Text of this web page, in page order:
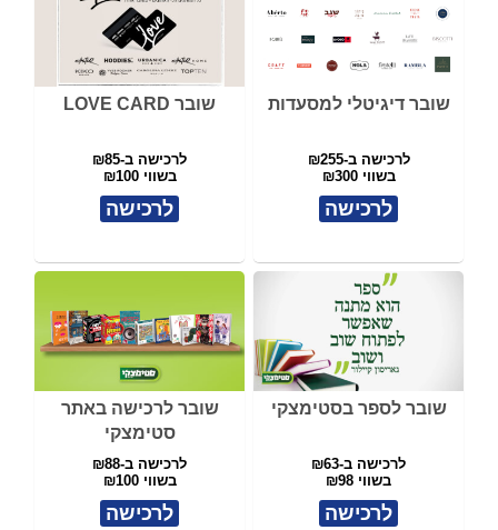
שובר דיגיטלי למסעדות
לרכישה ב-₪255
בשווי ₪300
לרכישה
שובר LOVE CARD
לרכישה ב-₪85
בשווי ₪100
לרכישה
שובר לספר בסטימצקי
לרכישה ב-₪63
בשווי ₪98
לרכישה
שובר לרכישה באתר
סטימצקי
לרכישה ב-₪88
בשווי ₪100
לרכישה